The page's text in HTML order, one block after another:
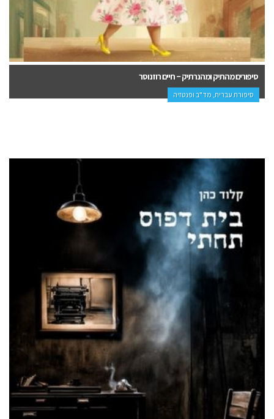
סיפורים מהתיק ומהנרתיק – חיים רוזנוסר
סיפורת עברית, מד"ב ופנטזיה